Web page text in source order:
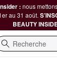
: nous
au 31 août.
BEAUTY